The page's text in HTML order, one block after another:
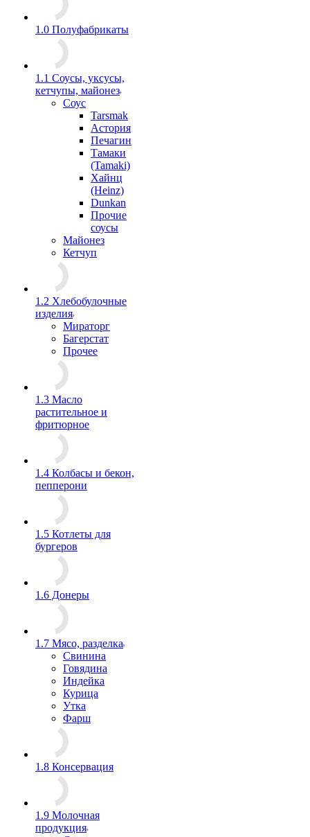
1.0 Полуфабрикаты
1.1 Соусы, уксусы,
кетчупы, майонез
Соус
Tarsmak
Астория
Печагин
Тамаки
(Tamaki)
Хайнц
(Heinz)
Dunkan
Прочие
соусы
Майонез
Кетчуп
1.2 Хлебобулочные
изделия
Мираторг
Багерстат
Прочее
1.3 Масло
растительное и
фритюрное
1.4 Колбасы и бекон,
пепперони
1.5 Котлеты для
бургеров
1.6 Донеры
1.7 Мясо, разделка
Свинина
Говядина
Индейка
Курица
Утка
Фарш
1.8 Консервация
1.9 Молочная
продукция